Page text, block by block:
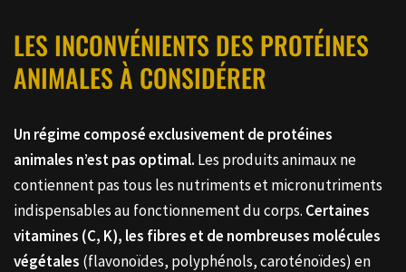
LES INCONVÉNIENTS DES PROTÉINES
ANIMALES À CONSIDÉRER
Un régime composé exclusivement de protéines
animales n’est pas optimal. Les produits animaux ne
contiennent pas tous les nutriments et micronutriments
indispensables au fonctionnement du corps. Certaines
vitamines (C, K), les fibres et de nombreuses molécules
végétales (flavonoïdes, polyphénols, caroténoïdes) en